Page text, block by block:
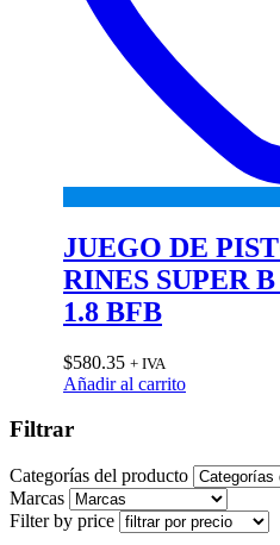
JUEGO DE
RINES SUPER
1.8 BFB
$580.35 + IVA
Añadir al carrito
Filtrar
Categorías del producto
Marcas
Filter by price